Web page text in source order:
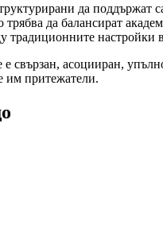
да поддържат
трябва да балансират
традиционните настройки
е свързан, асоцииран,
им притежатели.